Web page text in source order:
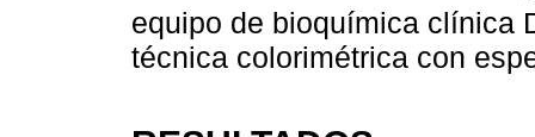
equipo de bioquímica clínica
técnica colorimétrica con